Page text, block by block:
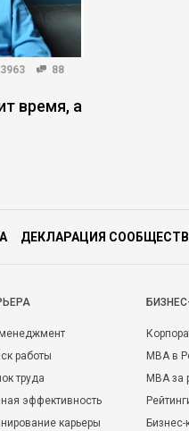
3963 88
время, а
ДЕКЛАРАЦИЯ
менеджмент
работы
труда
эффективность
карьеры
MBA в
MBA
Бизнес-